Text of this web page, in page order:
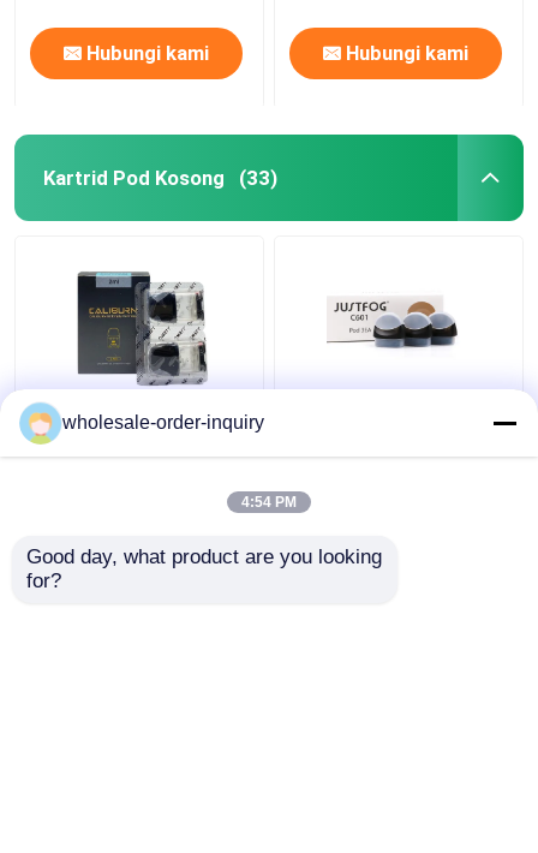
Hubungi kami Hubungi kami
Kartrid Pod Kosong (33)
Uwell Caliburn G2
Empty Pod Cartridge
Atomizer
wholesale-order-inquiry
4:54 PM
Good day, what product are you looking
for?